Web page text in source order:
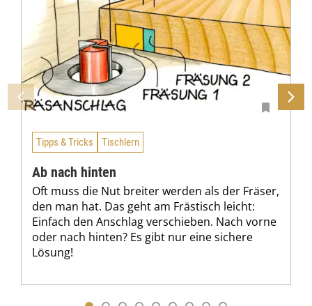
Tipps & Tricks Tischlern
Ab nach hinten
Oft muss die Nut breiter werden als der Fräser,
den man hat. Das geht am Frästisch leicht:
Einfach den Anschlag verschieben. Nach vorne
oder nach hinten? Es gibt nur eine sichere
Lösung!